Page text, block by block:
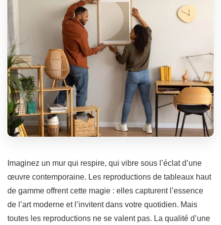
Imaginez un mur qui respire, qui vibre sous l’éclat d’une
œuvre contemporaine. Les reproductions de tableaux haut
de gamme offrent cette magie : elles capturent l’essence
de l’art moderne et l’invitent dans votre quotidien. Mais
toutes les reproductions ne se valent pas. La qualité d’une